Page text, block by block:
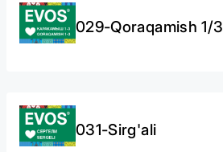
029-Qoraqamish 1/3
031-Sirg'ali